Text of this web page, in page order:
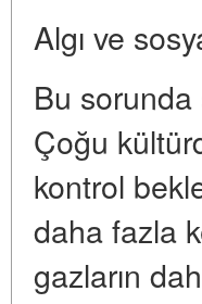
Algı ve
Bu
Çoğu
kontrol
daha fazla
gazların